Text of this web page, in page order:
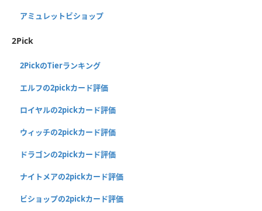
アミュレットビショップ
2Pick
2PickのTierランキング
エルフの2pickカード評価
ロイヤルの2pickカード評価
ウィッチの2pickカード評価
ドラゴンの2pickカード評価
ナイトメアの2pickカード評価
ビショップの2pickカード評価